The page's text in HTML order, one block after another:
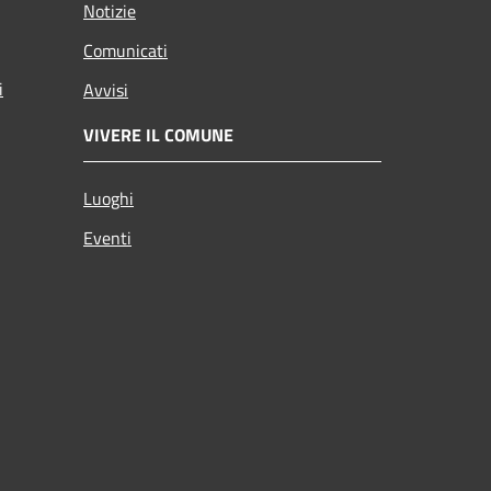
Notizie
Comunicati
Avvisi
VIVERE IL COMUNE
Luoghi
Eventi